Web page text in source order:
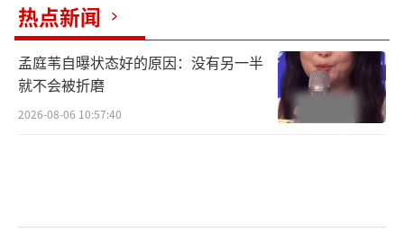
热点新闻
孟庭苇自曝状态好的原因：没有另一半
就不会被折磨
2026-08-06 10:57:40